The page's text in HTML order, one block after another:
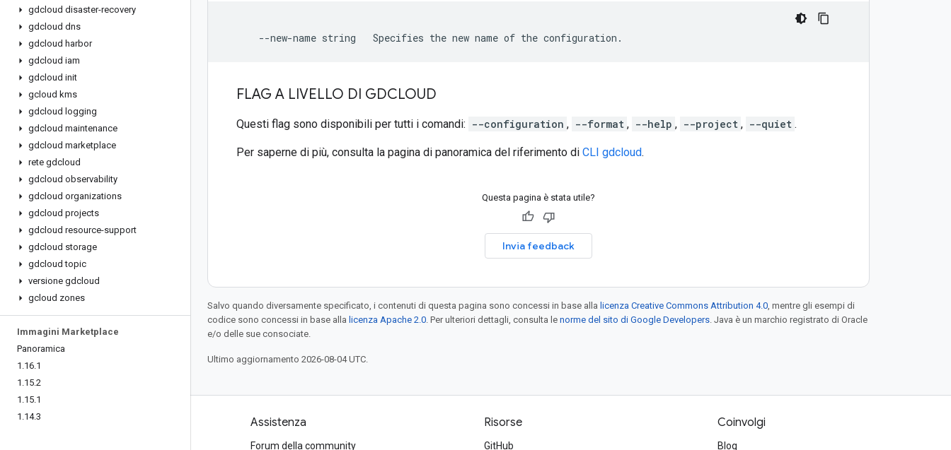
gdcloud disaster-recovery
gdcloud dns
gdcloud harbor
gdcloud iam
gdcloud init
gcloud kms
gdcloud logging
gdcloud maintenance
gdcloud marketplace
rete gdcloud
gdcloud observability
gdcloud organizations
gdcloud projects
gdcloud resource-support
gdcloud storage
gdcloud topic
versione gdcloud
gcloud zones
Immagini Marketplace
Panoramica
1 .16.1
1 .15.2
1 .15.1
1 .14.3
FLAG A LIVELLO DI GDCLOUD
Questi flag sono disponibili per tutti i comandi: --configuration , --format , --help , --project , --quiet .
Per saperne di più, consulta la pagina di panoramica del riferimento di CLI gdcloud.
Questa pagina è stata utile?
Invia feedback
Salvo quando diversamente specificato, i contenuti di questa pagina sono concessi in base alla licenza Creative Commons Attribution 4.0, mentre gli esempi di
codice sono concessi in base alla licenza Apache 2.0. Per ulteriori dettagli, consulta le norme del sito di Google Developers. Java è un marchio registrato di Oracle
e/o delle sue consociate.
Ultimo aggiornamento 2026-08-04 UTC.
Prodotti e prezzi Assistenza
Forum della community
Risorse
GitHub
Coinvolgi
Blog